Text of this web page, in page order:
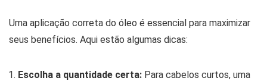
Uma aplicação correta do óleo é essencial para maximizar
seus benefícios. Aqui estão algumas dicas:
Escolha a quantidade certa: Para cabelos curtos, uma